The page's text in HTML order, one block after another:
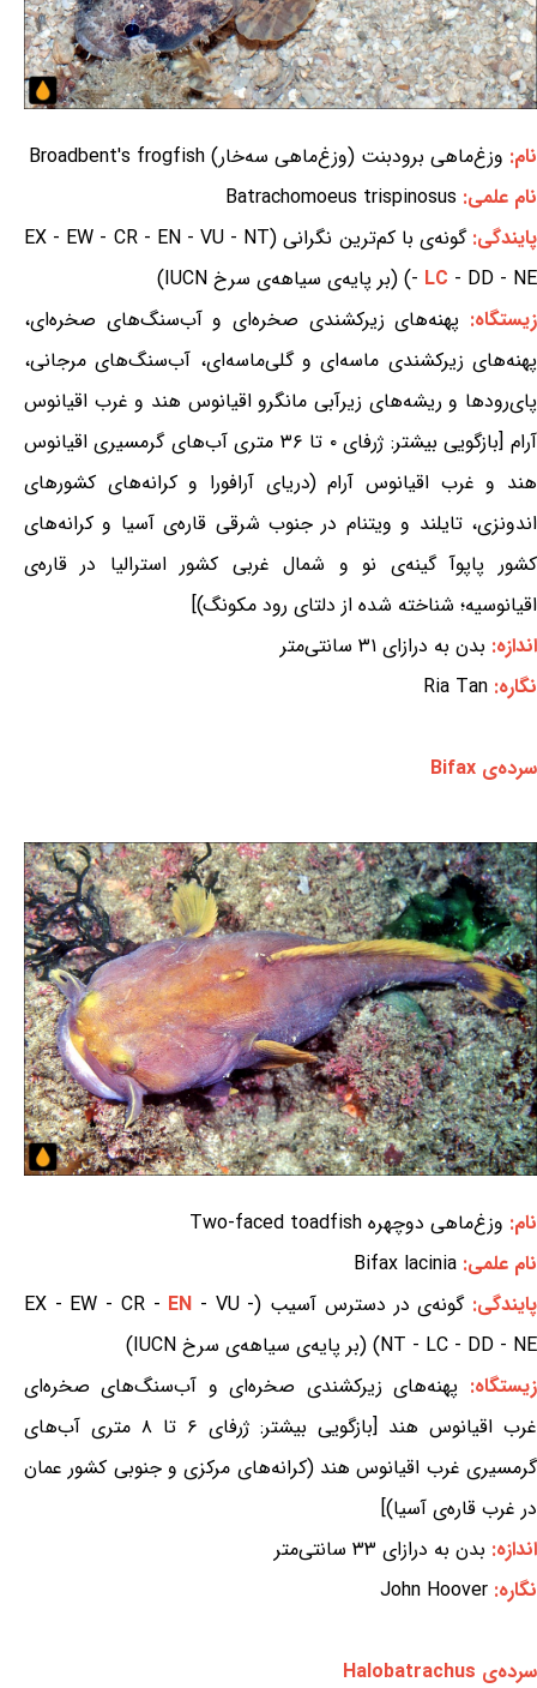
نام: وزغ‌ماهی برودبنت (وزغ‌ماهی سه‌خار) Broadbent's frogfish
نام علمی: Batrachomoeus trispinosus
پایندگی:
گونه‌ی با کم‌ترین نگرانی (EX - EW - CR - EN - VU - NT
- LC - DD - NE) (بر پایه‌ی سیاهه‌ی سرخ IUCN)
زیستگاه: پهنه‌های زیرکشندی صخره‌ای و آب‌سنگ‌های صخره‌ای،
پهنه‌های زیرکشندی ماسه‌ای و گلی‌ماسه‌ای، آب‌سنگ‌های مرجانی،
پای‌رودها و ریشه‌های زیرآبی مانگرو اقیانوس هند و غرب اقیانوس
آرام [بازگویی بیشتر: ژرفای ۰ تا ۳۶ متری آب‌های گرمسیری اقیانوس
هند و غرب اقیانوس آرام (دریای آرافورا و کرانه‌های کشورهای
اندونزی، تایلند و ویتنام در جنوب شرقی قاره‌ی آسیا و کرانه‌های
کشور پاپوآ گینه‌ی نو و شمال غربی کشور استرالیا در قاره‌ی
اقیانوسیه؛ شناخته شده از دلتای رود مکونگ)]
اندازه: بدن به درازای ۳۱ سانتی‌متر
نگاره: Ria Tan
سرده‌ی Bifax
نام: وزغ‌ماهی دوچهره Two-faced toadfish
نام علمی: Bifax lacinia
پایندگی:گونه‌ی در دسترس آسیب (EX - EW - CR - EN - VU -
NT - LC - DD - NE) (بر پایه‌ی سیاهه‌ی سرخ IUCN)
زیستگاه: پهنه‌های زیرکشندی صخره‌ای و آب‌سنگ‌های صخره‌ای
غرب اقیانوس هند [بازگویی بیشتر: ژرفای ۶ تا ۸ متری آب‌های
گرمسیری غرب اقیانوس هند (کرانه‌های مرکزی و جنوبی کشور عمان
در غرب قاره‌ی آسیا)]
اندازه: بدن به درازای ۳۳ سانتی‌متر
نگاره: John Hoover
سرده‌ی Halobatrachus